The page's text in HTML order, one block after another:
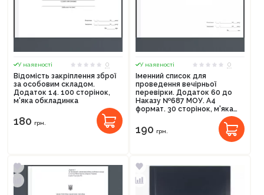
У наявності
0
Відомість закріплення зброї
за особовим складом.
Додаток 14. 100 сторінок,
м'яка обкладинка
180 грн.
У наявності
0
Іменний список для
проведення вечірньої
перевірки. Додаток 60 до
Наказу №687 МОУ. А4
формат. 30 сторінок, м'яка
обкладинка. Зірка (523828)
190 грн.